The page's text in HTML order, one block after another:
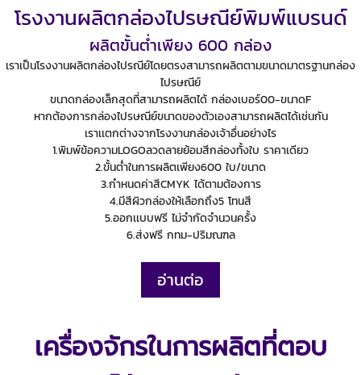
โรงงานผลิตกล่องไปรษณีย์พิมพ์แบรนด์
ผลิตขั้นต่ำเพียง 600 กล่อง
เราเป็นโรงงานผลิตกล่องไปรณีย์โดยตรงสามารถผลิตตามขนาดมาตรฐานกล่อง
ไปรษณีย์
ขนาดกล่องเล็กสุดที่สามารถผลิตได้ กล่องเบอร์00-ขนาดF
หากต้องการกล่องไปรษณีย์ขนาดของตัวเองสามารถผลิตได้เช่นกัน
เราเเตกต่างจากโรงงานกล่องเจ้าอื่นอย่างไร
1.พิมพ์ข้อความLOGOลวดลายย้อมสีกล่องทั้งใบ ราคาเดียว
2.ขั้นต่ำในการผลิตเพียง600 ใบ/ขนาด
3.กำหนดค่าสีCMYK ได้ตามต้องการ
4.มีสีผิวกล่องให้เลือกถึง5 โทนสี
5.ออกเเบบฟรี ไม่จำกัดจำนวนครั้ง
6.ส่งฟรี กทม-ปริมณฑล
อ่านต่อ
เครื่องจักรในการผลิตที่ตอบ